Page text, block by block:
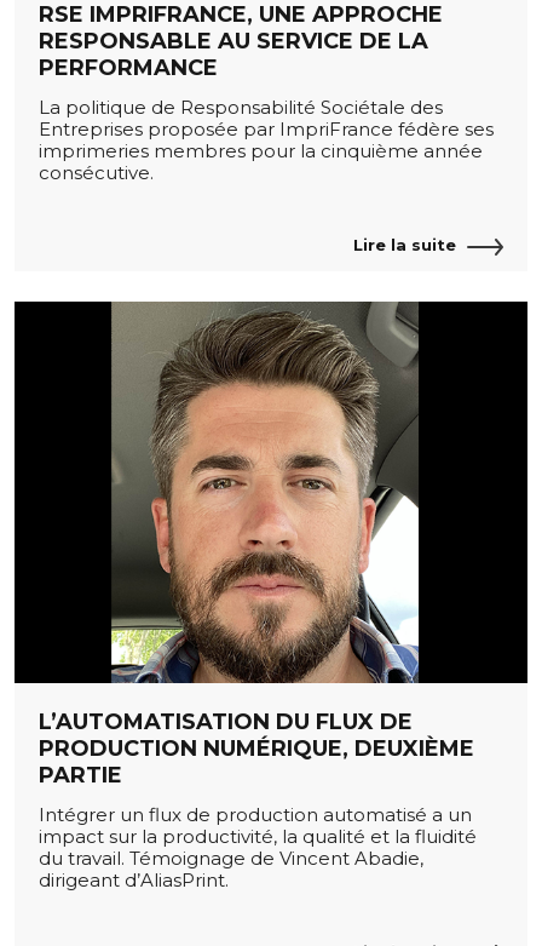
RSE IMPRIFRANCE, UNE APPROCHE
RESPONSABLE AU SERVICE DE LA
PERFORMANCE
La politique de Responsabilité Sociétale des
Entreprises proposée par ImpriFrance fédère ses
imprimeries membres pour la cinquième année
consécutive.
Lire la suite
L’AUTOMATISATION DU FLUX DE
PRODUCTION NUMÉRIQUE, DEUXIÈME
PARTIE
Intégrer un flux de production automatisé a un
impact sur la productivité, la qualité et la fluidité
du travail. Témoignage de Vincent Abadie,
dirigeant d’AliasPrint.